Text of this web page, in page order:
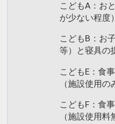
こどもA：お
が少ない程度
こどもB：お
等）と寝具の
こどもE：食
（施設使用の
こどもF：食
（施設使用料